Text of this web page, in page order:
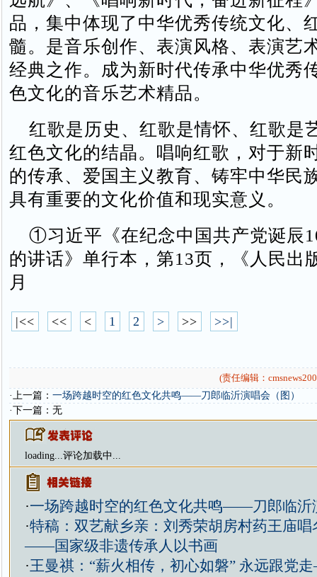
品，集中体现了中华优秀传统文化、
髓。是音乐创作、表演风格、表演艺
经典之作。成为新时代传承中华优秀
色文化的音乐艺术精品。
红歌是历史、红歌是情怀、红歌是
红色文化的结晶。唱响红歌，对于新
的传承、爱国主义教育、铸牢中华民
具有重要的文化价值和现实意义。
①习近平《在纪念中国共产党诞辰
的讲话》单行本，第13页，《人民出
月
|<< << < 1 2 > >> >>|
(责任编辑：
·上一篇： 一场跨越时空的红色文化共鸣——刀郎临沂演唱会（图）
·下一篇：无
loading...评论加载中...
·一场跨越时空的红色文化共鸣——刀郎临沂
·特稿：双艺献乡亲：刘秀荣胡房村药王庙唱
——国家级非遗传承人以书画
·王曼祺：“薪火相传，初心如磐” 永远跟党